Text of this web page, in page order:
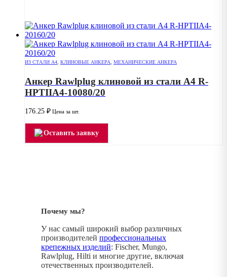
ИЗ СТАЛИ А4, КЛИНОВЫЕ АНКЕРА, МЕХАНИЧЕСКИЕ АНКЕРА
Анкер Rawlplug клиновой из стали А4 R-
HPTIIA4-10080/20
176.25 ₽ Цена за шт.
Оставить заявку
Почему мы?
У нас самый широкий выбор различных
производителей профессиональных
крепежных изделий: Fischer, Mungo,
Rawlplug, Hilti и многие другие, включая
отечественных производителей.